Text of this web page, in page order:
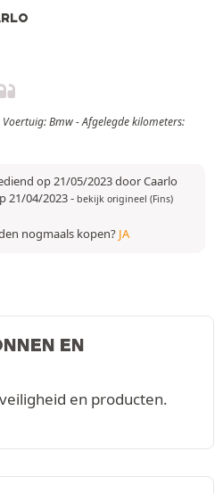
Bmw - Afgelegde kilometers:
op 21/05/2023 door Caarlo
21/04/2023- bekijk origineel (Fins)
nogmaals kopen? JA
EN
en producten.